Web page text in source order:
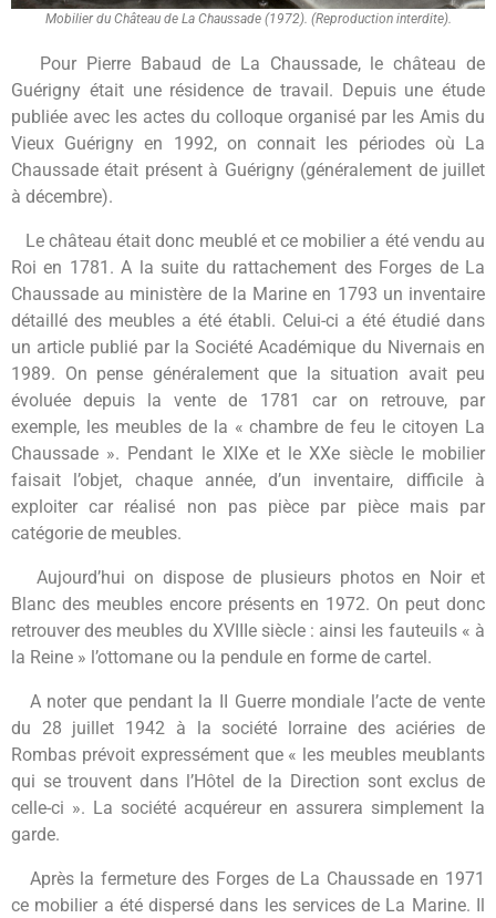
Mobilier du Château de La Chaussade (1972). (Reproduction interdite).
Pour Pierre Babaud de La Chaussade, le château de
Guérigny était une résidence de travail. Depuis une étude
publiée avec les actes du colloque organisé par les Amis du
Vieux Guérigny en 1992, on connait les périodes où La
Chaussade était présent à Guérigny (généralement de juillet
à décembre).
Le château était donc meublé et ce mobilier a été vendu au
Roi en 1781. A la suite du rattachement des Forges de La
Chaussade au ministère de la Marine en 1793 un inventaire
détaillé des meubles a été établi. Celui-ci a été étudié dans
un article publié par la Société Académique du Nivernais en
1989. On pense généralement que la situation avait peu
évoluée depuis la vente de 1781 car on retrouve, par
exemple, les meubles de la « chambre de feu le citoyen La
Chaussade ». Pendant le XIXe et le XXe siècle le mobilier
faisait l’objet, chaque année, d’un inventaire, difficile à
exploiter car réalisé non pas pièce par pièce mais par
catégorie de meubles.
Aujourd’hui on dispose de plusieurs photos en Noir et
Blanc des meubles encore présents en 1972. On peut donc
retrouver des meubles du XVIIIe siècle : ainsi les fauteuils « à
la Reine » l’ottomane ou la pendule en forme de cartel.
A noter que pendant la II Guerre mondiale l’acte de vente
du 28 juillet 1942 à la société lorraine des aciéries de
Rombas prévoit expressément que « les meubles meublants
qui se trouvent dans l’Hôtel de la Direction sont exclus de
celle-ci ». La société acquéreur en assurera simplement la
garde.
Après la fermeture des Forges de La Chaussade en 1971
ce mobilier a été dispersé dans les services de La Marine. Il